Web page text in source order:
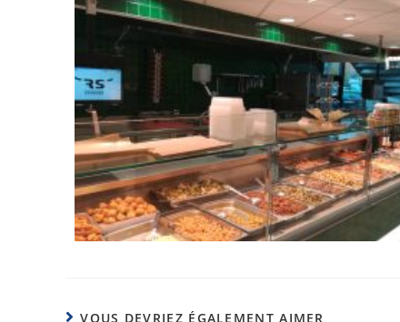
VOUS DEVRIEZ ÉGALEMENT AIMER